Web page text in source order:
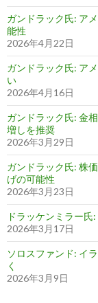
ガンドラック氏: ア
能性
2026年4月22日
ガンドラック氏: ア
い
2026年4月16日
ガンドラック氏: 金
増しを推奨
2026年3月29日
ガンドラック氏: 株
げの可能性
2026年3月23日
ドラッケンミラー
2026年3月17日
ソロスファンド: イ
く
2026年3月9日